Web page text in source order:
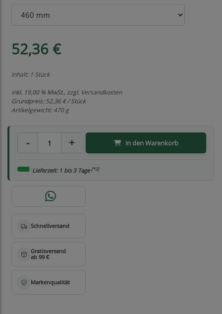
52,36 €
Inhalt: 1 Stück
inkl. 19,00 % MwSt., zzgl. Versandkosten
Grundpreis:52,36 € / Stück
Artikelgewicht: 470 g
in den Warenkorb
Lieferzeit: 1 bis 3 Tage[*2]